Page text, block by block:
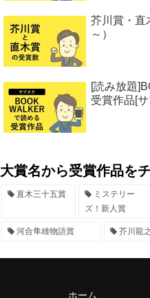
芥川賞・直
～）
[読み放題
受賞作品[
大賞名から受賞作品を
直木三十五賞
ミステリー
ズ！新人賞
河合隼雄物語賞 芥川龍
ホーム